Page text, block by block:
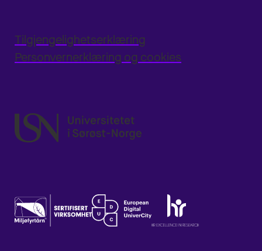
Tilgjengelighetserklæring
Personvernerklæring og cookies